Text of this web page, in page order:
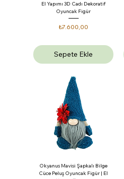
El Yapımı 3D Cadı Dekoratif
Oyuncak Figür
Fiyat
₺7.600,00
Sepete Ekle
Okyanus Mavisi Şapkalı Bilge
Cüce Peluş Oyuncak Figür | El